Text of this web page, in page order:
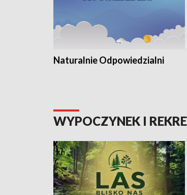
Naturalnie Odpowiedzialni
WYPOCZYNEK I